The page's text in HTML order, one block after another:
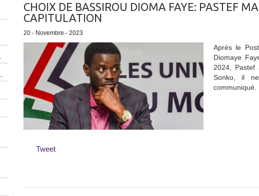
CHOIX DE BASSIROU DIOMA FAYE: PASTEF
CAPITULATION
20 - Novembre - 2023
Après le
Diomaye
2024,
Sonko, il
communiqué.
Tweet